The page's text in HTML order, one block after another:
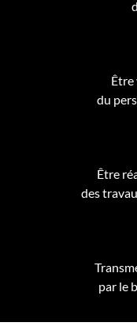
Être
du
Être
des
par le